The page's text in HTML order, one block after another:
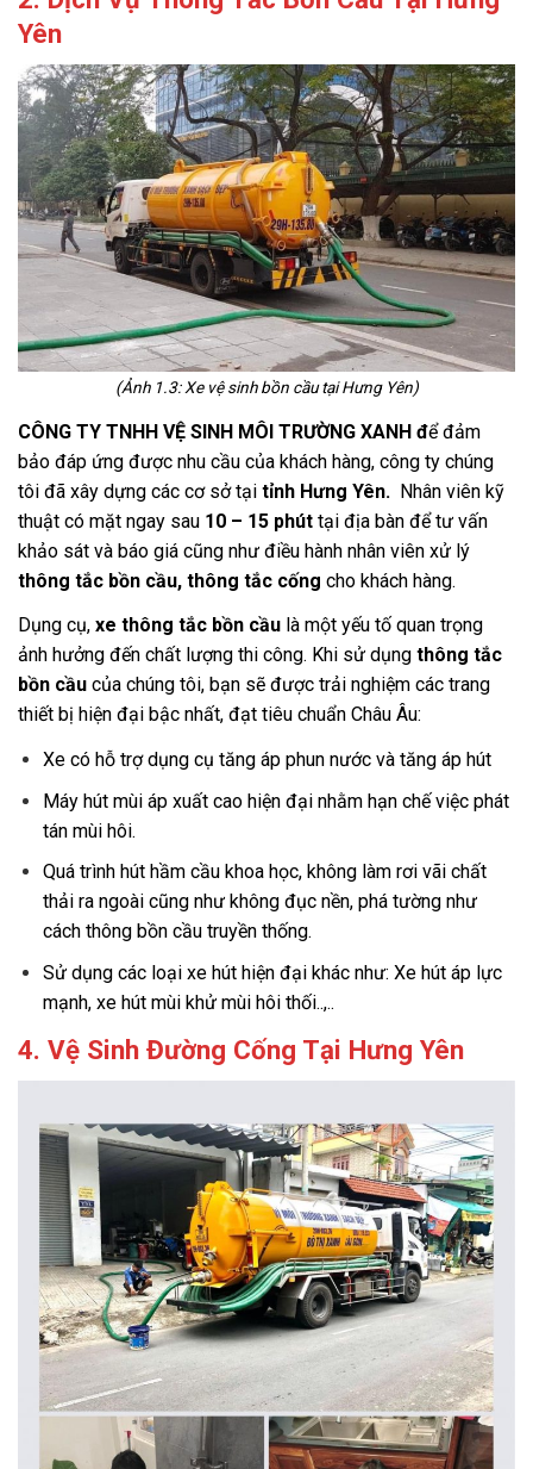
Yên
(Ảnh 1.3: Xe vệ sinh bồn cầu tại Hưng Yên)
CÔNG TY TNHH VỆ SINH MÔI TRƯỜNG XANH để đảm
bảo đáp ứng được nhu cầu của khách hàng, công ty chúng
tôi đã xây dựng các cơ sở tại tỉnh Hưng Yên. Nhân viên kỹ
thuật có mặt ngay sau 10 – 15 phút tại địa bàn để tư vấn
khảo sát và báo giá cũng như điều hành nhân viên xử lý
thông tắc bồn cầu, thông tắc cống cho khách hàng.
Dụng cụ, xe thông tắc bồn cầu là một yếu tố quan trọng
ảnh hưởng đến chất lượng thi công. Khi sử dụng thông tắc
bồn cầu của chúng tôi, bạn sẽ được trải nghiệm các trang
thiết bị hiện đại bậc nhất, đạt tiêu chuẩn Châu Âu:
Xe có hỗ trợ dụng cụ tăng áp phun nước và tăng áp hút
Máy hút mùi áp xuất cao hiện đại nhằm hạn chế việc phát
tán mùi hôi.
Quá trình hút hầm cầu khoa học, không làm rơi vãi chất
thải ra ngoài cũng như không đục nền, phá tường như
cách thông bồn cầu truyền thống.
Sử dụng các loại xe hút hiện đại khác như: Xe hút áp lực
mạnh, xe hút mùi khử mùi hôi thối..,..
4. Vệ Sinh Đường Cống Tại Hưng Yên